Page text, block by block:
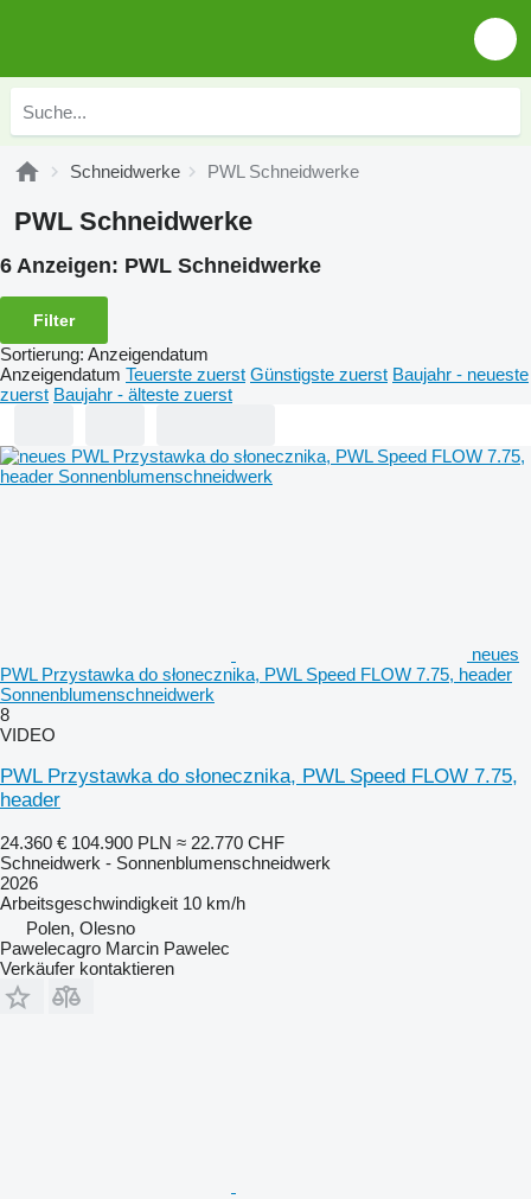
Schneidwerke PWL Schneidwerke
PWL Schneidwerke
6 Anzeigen: PWL Schneidwerke
Filter
Sortierung: Anzeigendatum
Anzeigendatum Teuerste zuerst Günstigste zuerst Baujahr - neueste
zuerst Baujahr - älteste zuerst
neues
PWL Przystawka do słonecznika, PWL Speed FLOW 7.75, header
Sonnenblumenschneidwerk
8
VIDEO
PWL Przystawka do słonecznika, PWL Speed FLOW 7.75,
header
24.360 € 104.900 PLN ≈ 22.770 CHF
Schneidwerk - Sonnenblumenschneidwerk
2026
Arbeitsgeschwindigkeit 10 km/h
Polen, Olesno
Pawelecagro Marcin Pawelec
Verkäufer kontaktieren